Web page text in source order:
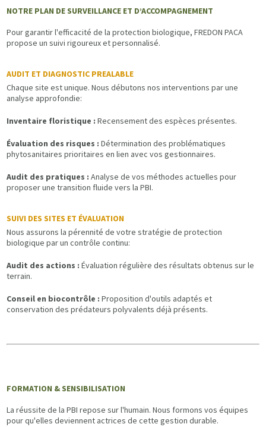
NOTRE PLAN DE SURVEILLANCE ET D’ACCOMPAGNEMENT
Pour garantir l'efficacité de la protection biologique, FREDON PACA
propose un suivi rigoureux et personnalisé.
AUDIT ET DIAGNOSTIC PREALABLE
Chaque site est unique. Nous débutons nos interventions par une
analyse approfondie:
Inventaire floristique : Recensement des espèces présentes.
Évaluation des risques : Détermination des problématiques
phytosanitaires prioritaires en lien avec vos gestionnaires.
Audit des pratiques : Analyse de vos méthodes actuelles pour
proposer une transition fluide vers la PBI.
SUIVI DES SITES ET ÉVALUATION
Nous assurons la pérennité de votre stratégie de protection
biologique par un contrôle continu:
Audit des actions : Évaluation régulière des résultats obtenus sur le
terrain.
Conseil en biocontrôle : Proposition d'outils adaptés et
conservation des prédateurs polyvalents déjà présents.
FORMATION & SENSIBILISATION
La réussite de la PBI repose sur l'humain. Nous formons vos équipes
pour qu'elles deviennent actrices de cette gestion durable.